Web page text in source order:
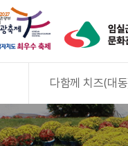
다함께 치즈(대